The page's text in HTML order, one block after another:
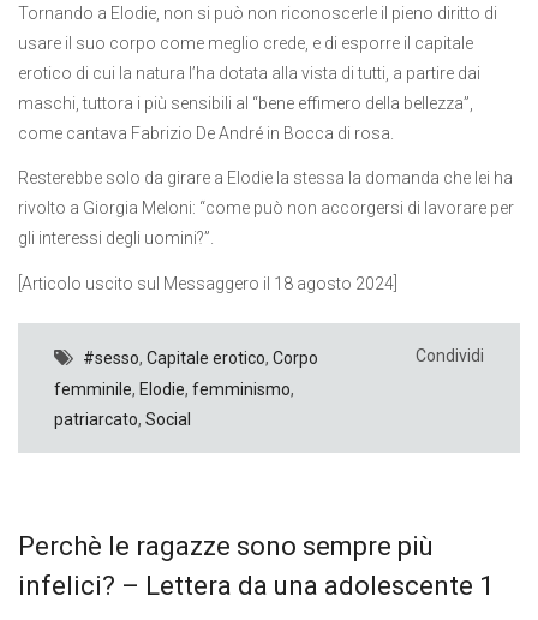
Tornando a Elodie, non si può non riconoscerle il pieno diritto di
usare il suo corpo come meglio crede, e di esporre il capitale
erotico di cui la natura l’ha dotata alla vista di tutti, a partire dai
maschi, tuttora i più sensibili al “bene effimero della bellezza”,
come cantava Fabrizio De André in Bocca di rosa.
Resterebbe solo da girare a Elodie la stessa la domanda che lei ha
rivolto a Giorgia Meloni: “come può non accorgersi di lavorare per
gli interessi degli uomini?”.
[Articolo uscito sul Messaggero il 18 agosto 2024]
#sesso, Capitale erotico, Corpo
femminile, Elodie, femminismo,
patriarcato, Social
Condividi
Perchè le ragazze sono sempre più
infelici? – Lettera da una adolescente 1